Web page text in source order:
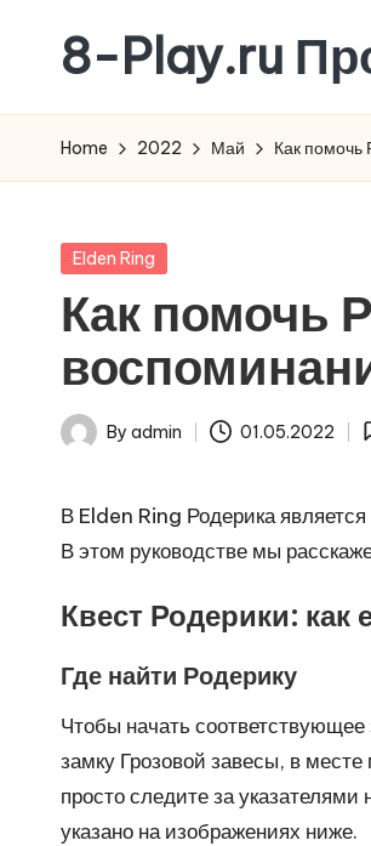
content
8-Play.ru
Home 2022 Май Как помочь
Posted
Elden Ring
Как помочь
Posted
By admin 01.05.2022
В Elden Ring Родерика
В этом руководстве мы
Квест Родерики: как
Где найти Родерику
Чтобы начать
замку Грозовой завесы, в
просто следите за
указано на изображениях ниже.